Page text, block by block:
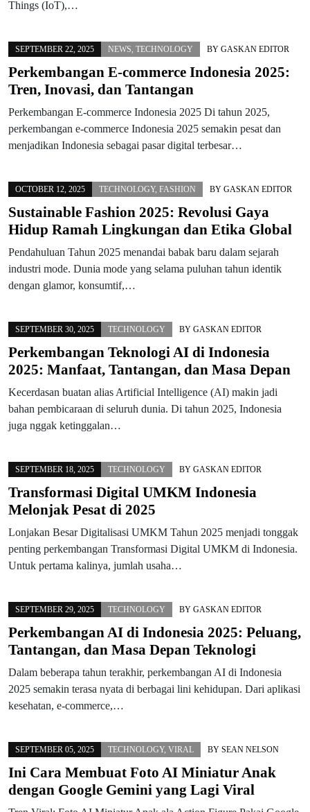
Things (IoT),…
SEPTEMBER 22, 2025 NEWS TECHNOLOGY BY GASKAN EDITOR
Perkembangan E-commerce Indonesia 2025:
Tren, Inovasi, dan Tantangan
Perkembangan E-commerce Indonesia 2025 Di tahun 2025,
perkembangan e-commerce Indonesia 2025 semakin pesat dan
menjadikan Indonesia sebagai pasar digital terbesar…
OCTOBER 12, 2025 TECHNOLOGY, FASHION BY GASKAN EDITOR
Sustainable Fashion 2025: Revolusi Gaya
Hidup Ramah Lingkungan dan Etika Global
Pendahuluan Tahun 2025 menandai babak baru dalam sejarah
industri mode. Dunia mode yang selama puluhan tahun identik
dengan glamor, konsumtif,…
SEPTEMBER 30, 2025 TECHNOLOGY BY GASKAN EDITOR
Perkembangan Teknologi AI di Indonesia
2025: Manfaat, Tantangan, dan Masa Depan
Kecerdasan buatan alias Artificial Intelligence (AI) makin jadi
bahan pembicaraan di seluruh dunia. Di tahun 2025, Indonesia
juga nggak ketinggalan…
SEPTEMBER 18, 2025 TECHNOLOGY BY GASKAN EDITOR
Transformasi Digital UMKM Indonesia
Melonjak Pesat di 2025
Lonjakan Besar Digitalisasi UMKM Tahun 2025 menjadi tonggak
penting perkembangan Transformasi Digital UMKM di Indonesia.
Untuk pertama kalinya, jumlah usaha…
SEPTEMBER 29, 2025 TECHNOLOGY BY GASKAN EDITOR
Perkembangan AI di Indonesia 2025: Peluang,
Tantangan, dan Masa Depan Teknologi
Dalam beberapa tahun terakhir, perkembangan AI di Indonesia
2025 semakin terasa nyata di berbagai lini kehidupan. Dari aplikasi
kesehatan, e-commerce,…
SEPTEMBER 05, 2025 TECHNOLOGY, VIRAL BY SEAN NELSON
Ini Cara Membuat Foto AI Miniatur Anak
dengan Google Gemini yang Lagi Viral